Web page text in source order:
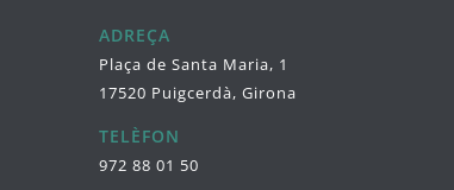
ADREÇA
Plaça de Santa Maria, 1
17520 Puigcerdà, Girona
TELÈFON
972 88 01 50